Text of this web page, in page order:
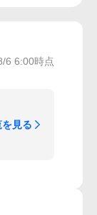
6 6:00時点
見る